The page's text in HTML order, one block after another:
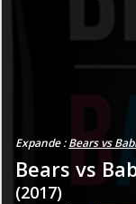
Expande :Bears vs
Bears vs
(2017)